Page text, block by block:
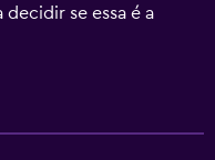
se essa é a